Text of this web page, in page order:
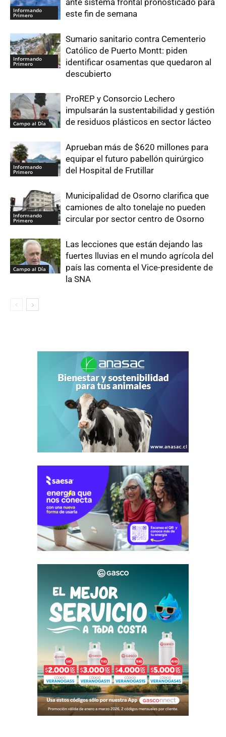
Informando
Primero
este fin de semana
Informando
Primero
Sumario sanitario contra Cementerio
Católico de Puerto Montt: piden
identificar osamentas que quedaron al
descubierto
Campo al Día
ProREP y Consorcio Lechero
impulsarán la sustentabilidad y gestión
de residuos plásticos en sector lácteo
Informando
Primero
Aprueban más de $620 millones para
equipar el futuro pabellón quirúrgico
del Hospital de Frutillar
Informando
Primero
Municipalidad de Osorno clarifica que
camiones de alto tonelaje no pueden
circular por sector centro de Osorno
Campo al Día
Las lecciones que están dejando las
fuertes lluvias en el mundo agrícola del
país las comenta el Vice-presidente de
la SNA